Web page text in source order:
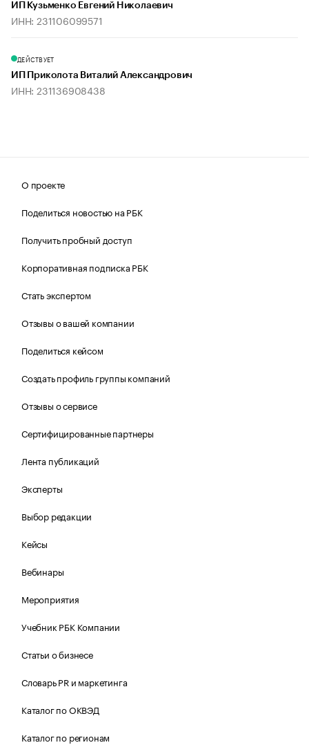
ИП Кузьменко Евгений Николаевич
ИНН: 231106099571
ДЕЙСТВУЕТ
ИП Приколота Виталий Александрович
ИНН: 231136908438
О проекте
Поделиться новостью на РБК
Получить пробный доступ
Корпоративная подписка РБК
Стать экспертом
Отзывы о вашей компании
Поделиться кейсом
Создать профиль группы компаний
Отзывы о сервисе
Сертифицированные партнеры
Лента публикаций
Эксперты
Выбор редакции
Кейсы
Вебинары
Мероприятия
Учебник РБК Компании
Статьи о бизнесе
Словарь PR и маркетинга
Каталог по ОКВЭД
Каталог по регионам